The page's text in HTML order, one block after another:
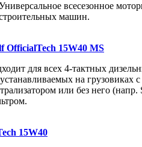
всесезонное
машин.
OfficialTech 15W40 MS
для всех 4-тактных
на грузовиках
или без него
15W40